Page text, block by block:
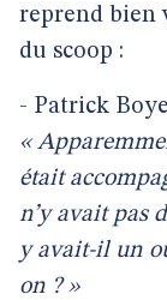
reprend bien
du scoop :
- Patrick
«
était
n’y avait pas
y avait-il un
on ? »